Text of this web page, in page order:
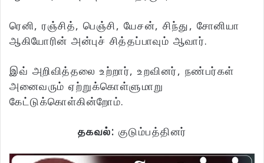
ரெனி, ரஞ்சித், பெஞ்சி, யேசன், சிந்து, சோனியா
ஆகியோரின் அன்புச் சித்தப்பாவும் ஆவார்.
இவ் அறிவித்தலை உற்றார், உறவினர், நண்பர்கள்
அனைவரும் ஏற்றுக்கொள்ளுமாறு
கேட்டுக்கொள்கின்றோம்.
தகவல்: குடும்பத்தினர்